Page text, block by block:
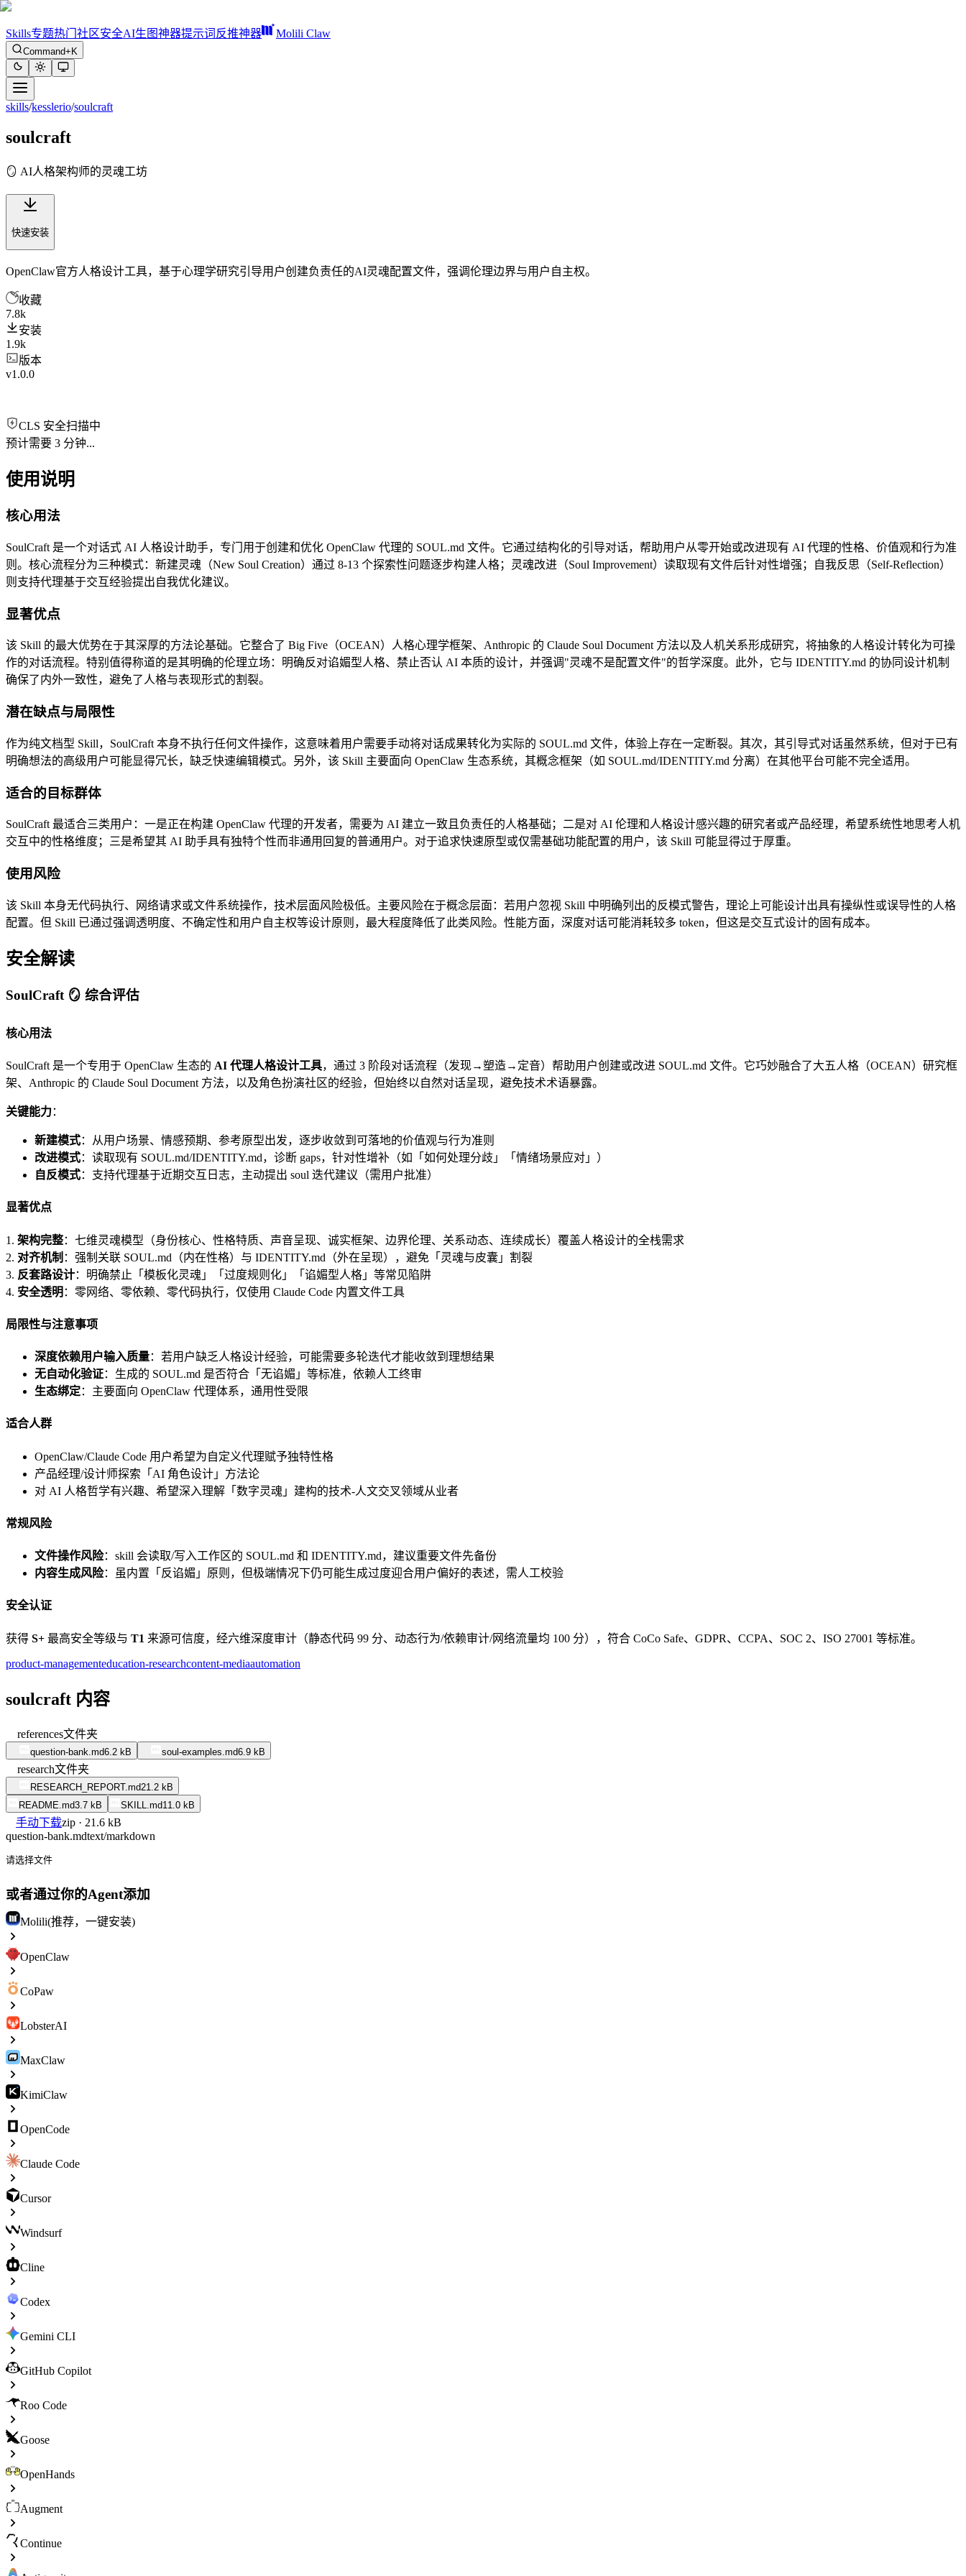
Skills专题热门 社区安全AI生图神器提示词反推神器 Molili Claw
Command+K
skills/kesslerio/soulcraft
soulcraft
🪞 AI人格架构师的灵魂工坊
快速安装
OpenClaw官方人格设计工具，基于心理学研究引导用户创建负责任的AI灵魂配置文件，强调伦理边界与用户自主权。
收藏
7.8k
安装
1.9k
版本
v1.0.0
CLS 安全扫描中
预计需要 3 分钟...
使用说明
核心用法
SoulCraft 是一个对话式 AI 人格设计助手，专门用于创建和优化 OpenClaw 代理的 SOUL.md 文件。它通过结构化的引导对话，帮助用户从零开始或改进现有 AI 代理的性格、价值观和行为准
则。核心流程分为三种模式：新建灵魂（New Soul Creation）通过 8-13 个探索性问题逐步构建人格；灵魂改进（Soul Improvement）读取现有文件后针对性增强；自我反思（Self-Reflection）
则支持代理基于交互经验提出自我优化建议。
显著优点
该 Skill 的最大优势在于其深厚的方法论基础。它整合了 Big Five（OCEAN）人格心理学框架、Anthropic 的 Claude Soul Document 方法以及人机关系形成研究，将抽象的人格设计转化为可操
作的对话流程。特别值得称道的是其明确的伦理立场：明确反对谄媚型人格、禁止否认 AI 本质的设计，并强调"灵魂不是配置文件"的哲学深度。此外，它与 IDENTITY.md 的协同设计机制
确保了内外一致性，避免了人格与表现形式的割裂。
潜在缺点与局限性
作为纯文档型 Skill，SoulCraft 本身不执行任何文件操作，这意味着用户需要手动将对话成果转化为实际的 SOUL.md 文件，体验上存在一定断裂。其次，其引导式对话虽然系统，但对于已有
明确想法的高级用户可能显得冗长，缺乏快速编辑模式。另外，该 Skill 主要面向 OpenClaw 生态系统，其概念框架（如 SOUL.md/IDENTITY.md 分离）在其他平台可能不完全适用。
适合的目标群体
SoulCraft 最适合三类用户：一是正在构建 OpenClaw 代理的开发者，需要为 AI 建立一致且负责任的人格基础；二是对 AI 伦理和人格设计感兴趣的研究者或产品经理，希望系统性地思考人机
交互中的性格维度；三是希望其 AI 助手具有独特个性而非通用回复的普通用户。对于追求快速原型或仅需基础功能配置的用户，该 Skill 可能显得过于厚重。
使用风险
该 Skill 本身无代码执行、网络请求或文件系统操作，技术层面风险极低。主要风险在于概念层面：若用户忽视 Skill 中明确列出的反模式警告，理论上可能设计出具有操纵性或误导性的人格
配置。但 Skill 已通过强调透明度、不确定性和用户自主权等设计原则，最大程度降低了此类风险。性能方面，深度对话可能消耗较多 token，但这是交互式设计的固有成本。
安全解读
SoulCraft 🪞 综合评估
核心用法
SoulCraft 是一个专用于 OpenClaw 生态的 AI 代理人格设计工具，通过 3 阶段对话流程（发现→塑造→定音）帮助用户创建或改进 SOUL.md 文件。它巧妙融合了大五人格（OCEAN）研究框
架、Anthropic 的 Claude Soul Document 方法，以及角色扮演社区的经验，但始终以自然对话呈现，避免技术术语暴露。
关键能力：
新建模式：从用户场景、情感预期、参考原型出发，逐步收敛到可落地的价值观与行为准则
改进模式：读取现有 SOUL.md/IDENTITY.md，诊断 gaps，针对性增补（如「如何处理分歧」「情绪场景应对」）
自反模式：支持代理基于近期交互日志，主动提出 soul 迭代建议（需用户批准）
显著优点
1. 架构完整：七维灵魂模型（身份核心、性格特质、声音呈现、诚实框架、边界伦理、关系动态、连续成长）覆盖人格设计的全栈需求
2. 对齐机制 ：强制关联 SOUL.md（内在性格）与 IDENTITY.md（外在呈现），避免「灵魂与皮囊」割裂
3. 反套路设计：明确禁止「模板化灵魂」「过度规则化」「谄媚型人格」等常见陷阱
4. 安全透明 ：零网络、零依赖、零代码执行，仅使用 Claude Code 内置文件工具
局限性与注意事项
深度依赖用户输入质量：若用户缺乏人格设计经验，可能需要多轮迭代才能收敛到理想结果
无自动化验证：生成的 SOUL.md 是否符合「无谄媚」等标准，依赖人工终审
生态绑定：主要面向 OpenClaw 代理体系，通用性受限
适合人群
OpenClaw/Claude Code 用户希望为自定义代理赋予独特性格
产品经理/设计师探索「AI 角色设计」方法论
对 AI 人格哲学有兴趣、希望深入理解「数字灵魂」建构的技术-人文交叉领域从业者
常规风险
文件操作风险：skill 会读取/写入工作区的 SOUL.md 和 IDENTITY.md，建议重要文件先备份
内容生成风险：虽内置「反谄媚」原则，但极端情况下仍可能生成过度迎合用户偏好的表述，需人工校验
安全认证
获得 S+ 最高安全等级与 T1 来源可信度，经六维深度审计（静态代码 99 分、动态行为/依赖审计/网络流量均 100 分），符合 CoCo Safe、GDPR、CCPA、SOC 2、ISO 27001 等标准。
product-managementeducation-researchcontent-mediaautomation
soulcraft 内容
references文件夹
question-bank.md6.2 kB soul-examples.md6.9 kB
research文件夹
RESEARCH_REPORT.md21.2 kB
README.md3.7 kB SKILL.md11.0 kB
手动下载zip · 21.6 kB
question-bank.mdtext/markdown
请选择文件
或者通过你的Agent添加
Molili(推荐，一键安装)
OpenClaw
CoPaw
LobsterAI
MaxClaw
KimiClaw
OpenCode
Claude Code
Cursor
Windsurf
Cline
Codex
Gemini CLI
GitHub Copilot
Roo Code
Goose
OpenHands
Augment
Continue